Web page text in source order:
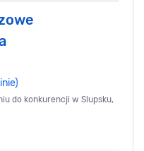
do konkurencji w Slupsku,